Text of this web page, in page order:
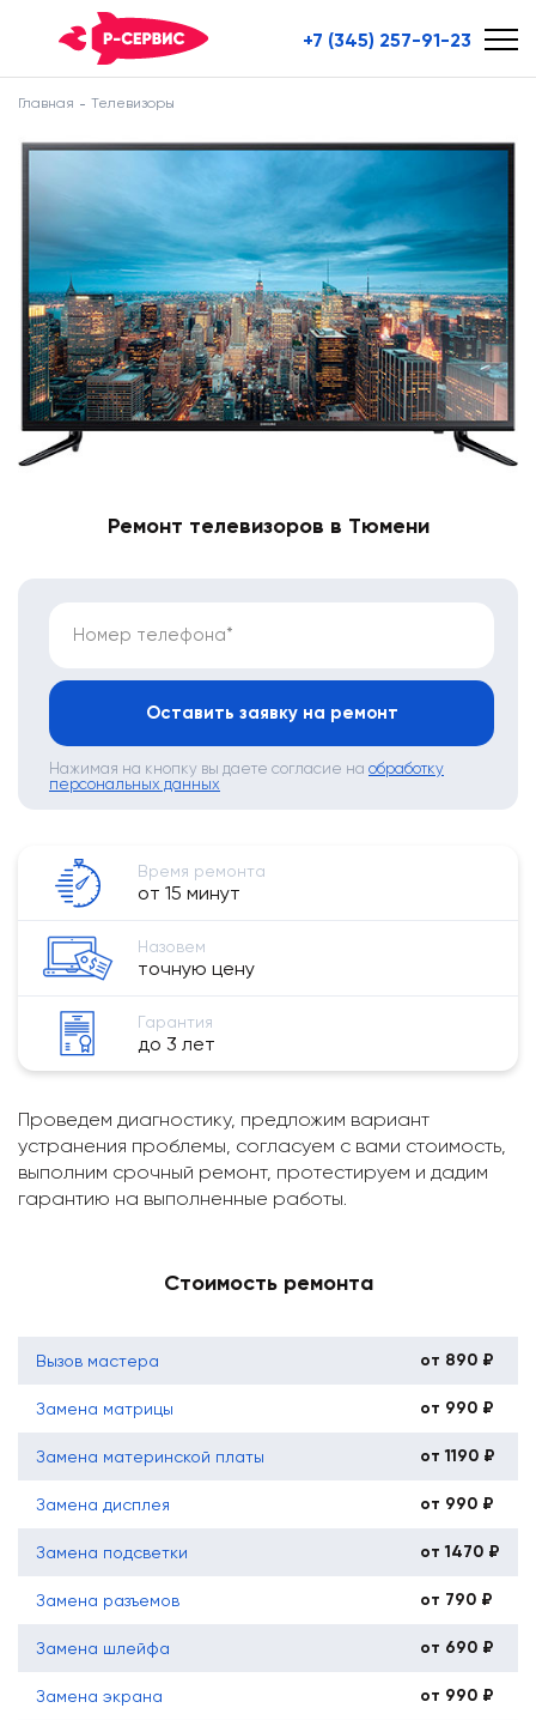
+7 (345) 257-91-23
Главная Телевизоры
Ремонт телевизоров в Тюмени
Номер телефона*
Оставить заявку на ремонт
Нажимая на кнопку вы даете согласие на обработку
персональных данных
Время ремонта
от 15 минут
Назовем
точную цену
Гарантия
до 3 лет
Проведем диагностику, предложим вариант
устранения проблемы, согласуем с вами стоимость,
выполним срочный ремонт, протестируем и дадим
гарантию на выполненные работы.
Стоимость ремонта
Вызов мастера от 890 ₽
Замена матрицы от 990 ₽
Замена материнской платы от 1190 ₽
Замена дисплея от 990 ₽
Замена подсветки от 1470 ₽
Замена разъемов от 790 ₽
Замена шлейфа от 690 ₽
Замена экрана от 990 ₽